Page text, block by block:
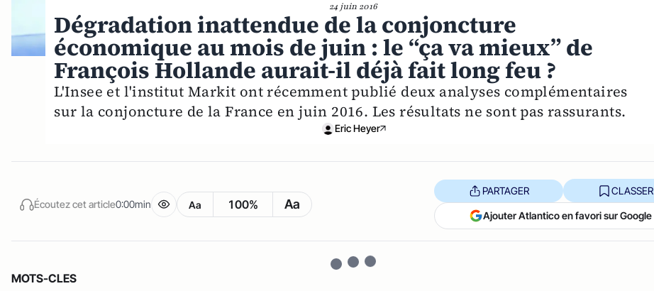
24 juin 2016
Dégradation inattendue de la conjoncture
économique au mois de juin : le “ça va mieux” de
François Hollande aurait-il déjà fait long feu ?
L'Insee et l'institut Markit ont récemment publié deux analyses complémentaires
sur la conjoncture de la France en juin 2016. Les résultats ne sont pas rassurants.
Eric Heyer
Écoutez cet article0:00min Aa 100% Aa
PARTAGER CLASSER
Ajouter Atlantico en favori sur Google
MOTS-CLES